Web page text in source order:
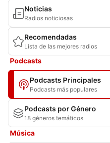
Noticias
Radios noticiosas
Recomendadas
Lista de las mejores radios
Podcasts
Podcasts Principales
Podcasts más populares
Podcasts por Género
18 géneros temáticos
Música